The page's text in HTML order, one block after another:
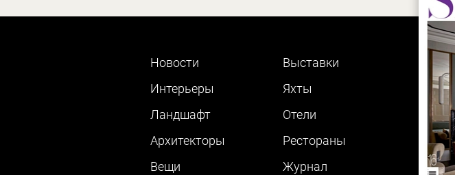
Новости
Интерьеры
Ландшафт
Архитекторы
Вещи
Выставки
Яхты
Отели
Рестораны
Журнал